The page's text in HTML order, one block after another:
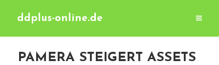
ddplus-online.de
PAMERA STEIGERT ASSETS